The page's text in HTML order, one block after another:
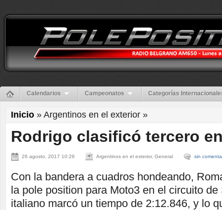
Calendarios Campeonatos Categorías
Inicio » Argentinos en el exterior »
Rodrigo clasificó tercero
26 agosto, 2017 10:26 Argentinos en el exterior, General sin
Con la bandera a cuadros hondeando,
la pole position para Moto3 en el circuito
italiano marcó un tiempo de 2:12.846, y lo